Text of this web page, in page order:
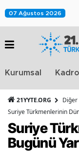
07 Ağustos 2026
Kurumsal Kadro
21YYTE.ORG
Suriye Türkmenlerinin
Suriye
Bugünü